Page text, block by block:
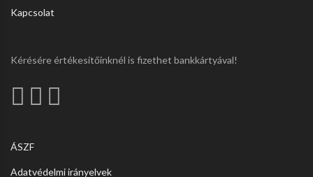
Kapcsolat
Kérésére értékesítőinknél is fizethet bankkártyával!
ÁSZF
Adatvédelmi irányelvek